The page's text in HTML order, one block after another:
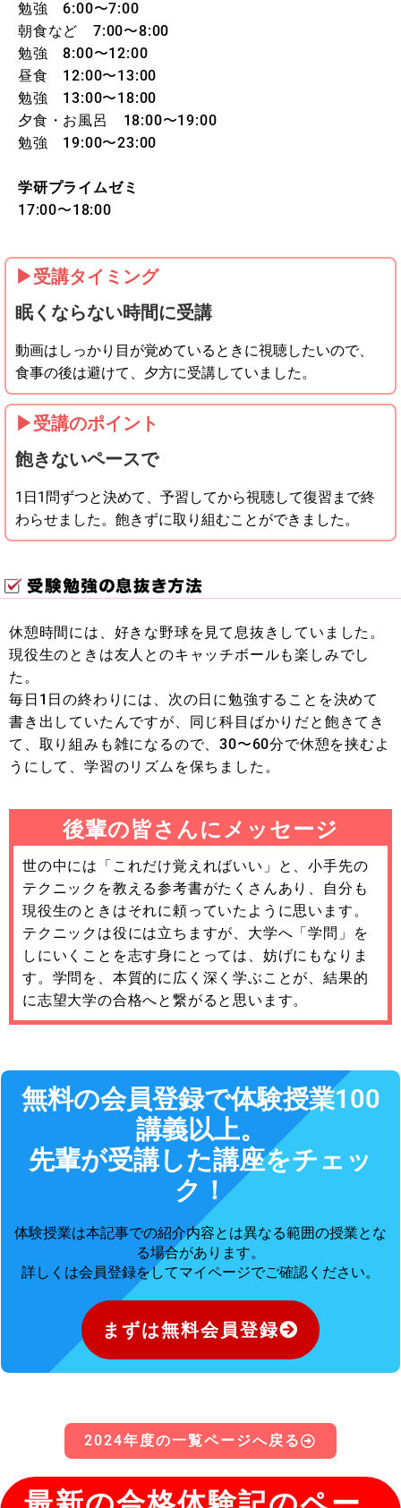
勉強 6:00〜7:00
朝食など 7:00〜8:00
勉強 8:00〜12:00
昼食 12:00〜13:00
勉強 13:00〜18:00
夕食・お風呂 18:00〜19:00
勉強 19:00〜23:00
学研プライムゼミ
17:00〜18:00
▶︎受講タイミング
眠くならない時間に受講
動画はしっかり目が覚めているときに視聴したいので、
食事の後は避けて、夕方に受講していました。
▶︎受講のポイント
飽きないペースで
1日1問ずつと決めて、予習してから視聴して復習まで終
わらせました。飽きずに取り組むことができました。
休憩時間には、好きな野球を見て息抜きしていました。
現役生のときは友人とのキャッチボールも楽しみでし
た。
毎日1日の終わりには、次の日に勉強することを決めて
書き出していたんですが、同じ科目ばかりだと飽きてき
て、取り組みも雑になるので、30〜60分で休憩を挟むよ
うにして、学習のリズムを保ちました。
後輩の皆さんにメッセージ
世の中には「これだけ覚えればいい」と、小手先の
テクニックを教える参考書がたくさんあり、自分も
現役生のときはそれに頼っていたように思います。
テクニックは役には立ちますが、大学へ「学問」を
しにいくことを志す身にとっては、妨げにもなりま
す。学問を、本質的に広く深く学ぶことが、結果的
に志望大学の合格へと繋がると思います。
無料の会員登録で体験授業100
講義以上。
先輩が受講した講座をチェッ
ク！
体験授業は本記事での紹介内容とは異なる範囲の授業とな
る場合があります。
詳しくは会員登録をしてマイページでご確認ください。
まずは無料会員登録
2024年度の一覧ページへ戻る